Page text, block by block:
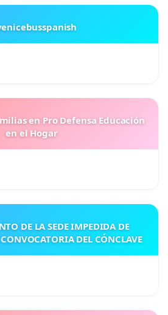
en Pro Defensa Educación
en el Hogar
DE LA SEDE IMPEDIDA DE
DEL CÓNCLAVE